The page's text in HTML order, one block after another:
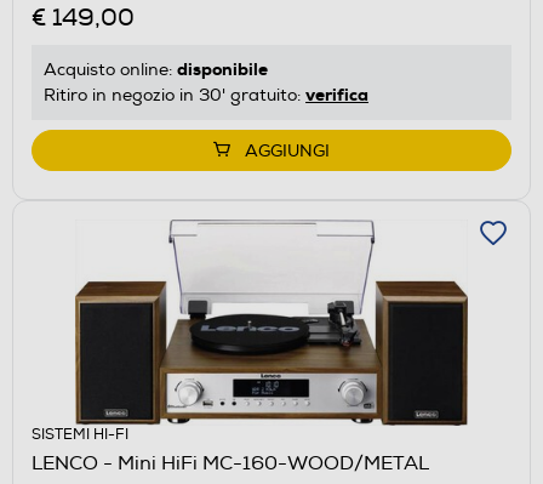
€ 149,00
Acquisto online: disponibile
Ritiro in negozio in 30' gratuito: verifica
AGGIUNGI
SISTEMI HI-FI
LENCO - Mini HiFi MC-160-WOOD/METAL